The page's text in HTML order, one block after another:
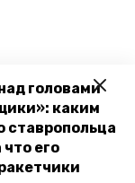
головами
каким
ставропольца
его